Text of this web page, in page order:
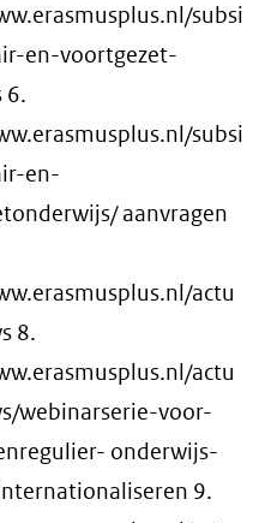
subsi
en-voortgezet-
6.
subsi
en-
aanvragen
actu
8.
actu
webinarserie-voor-
onderwijs-
9.